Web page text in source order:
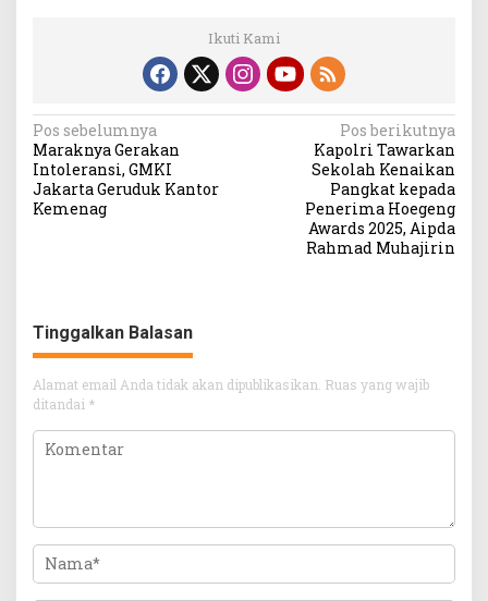
Ikuti Kami
Navigasi
pos
Pos sebelumnya
Maraknya Gerakan
Intoleransi, GMKI
Jakarta Geruduk Kantor
Kemenag
Pos berikutnya
Kapolri Tawarkan
Sekolah Kenaikan
Pangkat kepada
Penerima Hoegeng
Awards 2025, Aipda
Rahmad Muhajirin
Tinggalkan Balasan
Alamat email Anda tidak akan dipublikasikan. Ruas yang wajib
ditandai *